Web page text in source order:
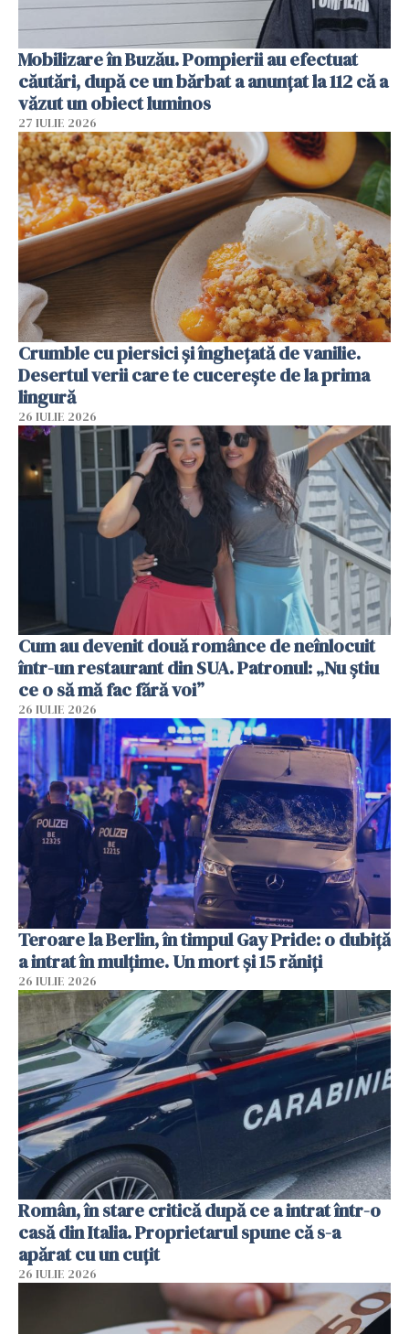
Mobilizare în Buzău. Pompierii au efectuat
căutări, după ce un bărbat a anunțat la 112 că a
văzut un obiect luminos
27 IULIE 2026
Crumble cu piersici și înghețată de vanilie.
Desertul verii care te cucerește de la prima
lingură
26 IULIE 2026
Cum au devenit două românce de neînlocuit
într-un restaurant din SUA. Patronul: „Nu știu
ce o să mă fac fără voi”
26 IULIE 2026
Teroare la Berlin, în timpul Gay Pride: o dubiță
a intrat în mulțime. Un mort și 15 răniți
26 IULIE 2026
Român, în stare critică după ce a intrat într-o
casă din Italia. Proprietarul spune că s-a
apărat cu un cuțit
26 IULIE 2026